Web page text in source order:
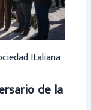
Italiana
de la